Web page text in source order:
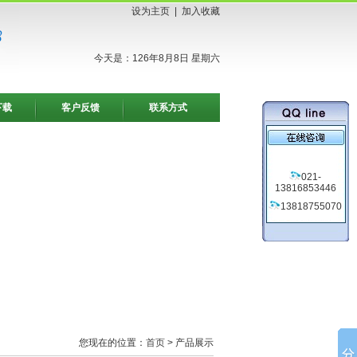
设为主页 加入收藏
今天是：126年8月8日 星期六
载 客户反馈 联系方式
您现在的位置： 首页 > 产品展示
021-
13816853446
13818755070